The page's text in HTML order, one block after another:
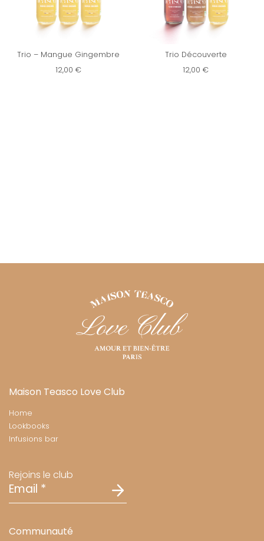
Trio – Mangue Gingembre
12,00 €
Trio Découverte
12,00€
Maison Teasco Love Club
Home
Lookbooks
Infusions bar
Rejoins le club
Communauté